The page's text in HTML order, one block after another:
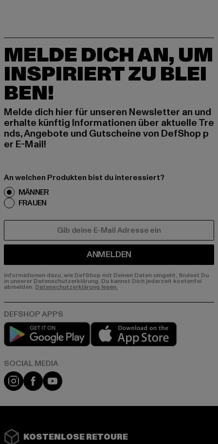
MELDE DICH AN, UM
INSPIRIERT ZU BLEI
BEN!
Melde dich hier für unseren Newsletter an und
erhalte künftig Informationen über aktuelle Tre
nds, Angebote und Gutscheine von DefShop p
er E-Mail!
An welchen Produkten bist du interessiert?
MÄNNER
FRAUEN
ANMELDEN
Informationen dazu, wie DefShop mit Deinen Daten umgeht, findest Du
in unserer Datenschutzerklärung. Du kannst Dich jederzeit kostenfei
abmelden.Datenschutzerklärung lesen.
Play market
Instagram
FacebookYouTube
KOSTENLOSE RETOURE